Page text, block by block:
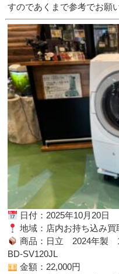
すのであくまで参考でお願
日付：2025年10月20日
地域：店内お持ち込み買
商品：日立 2024年製
BD-SV120JL
金額：22,000円